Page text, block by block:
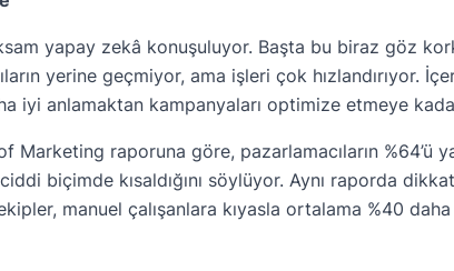
yapay zekâ konuşuluyor. Başta bu biraz göz
yerine geçmiyor, ama işleri çok hızlandırıyor.
iyi anlamaktan kampanyaları optimize etmeye
Marketing raporuna göre, pazarlamacıların %64’ü
biçimde kısaldığını söylüyor. Aynı raporda
manuel çalışanlara kıyasla ortalama %40